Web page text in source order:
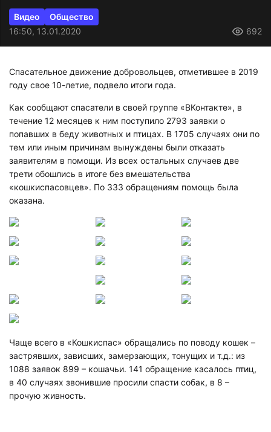
Видео
Общество
16:50, 13.01.2020
692
Спасательное движение добровольцев, отметившее в 2019
году свое 10-летие, подвело итоги года.
Как сообщают спасатели в своей группе «ВКонтакте», в
течение 12 месяцев к ним поступило 2793 заявки о
попавших в беду животных и птицах. В 1705 случаях они по
тем или иным причинам вынуждены были отказать
заявителям в помощи. Из всех остальных случаев две
трети обошлись в итоге без вмешательства
«кошкиспасовцев». По 333 обращениям помощь была
оказана.
Чаще всего в «Кошкиспас» обращались по поводу кошек –
застрявших, зависших, замерзающих, тонущих и т.д.: из
1088 заявок 899 – кошачьи. 141 обращение касалось птиц,
в 40 случаях звонившие просили спасти собак, в 8 –
прочую живность.